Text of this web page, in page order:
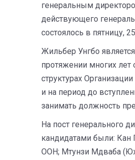
генеральным
действующего
состоялось в пятницу,
Жильбер Унгбо
протяжении многих
структурах
и на период до
занимать должность
На пост генерального
кандидатами были: Кан
ООН; Мтунзи Мдваба